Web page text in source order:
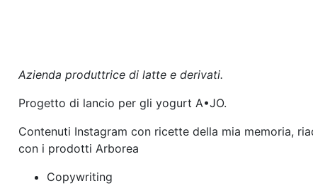
Azienda produttrice di latte e derivati.
Progetto di lancio per gli yogurt A•JO.
Contenuti Instagram con ricette della mia memoria,
con i prodotti Arborea
Copywriting